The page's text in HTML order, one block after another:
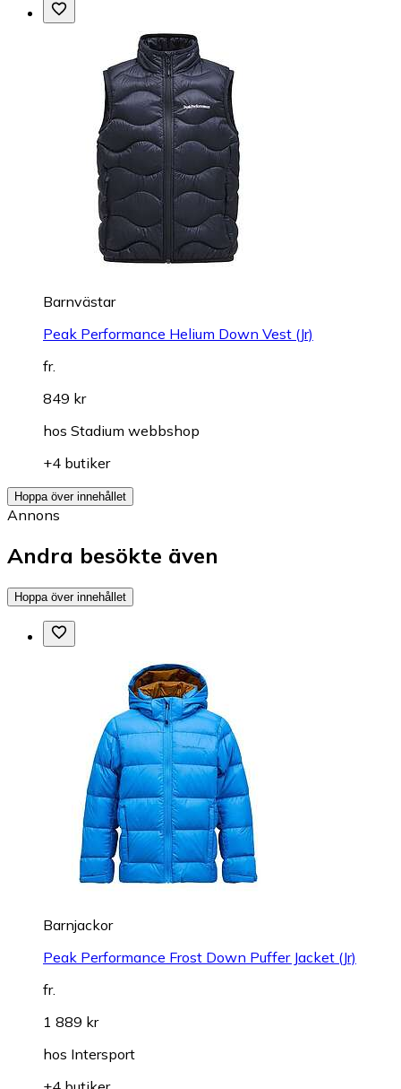
Barnvästar
Peak Performance Helium Down Vest (Jr)
fr.
849 kr
hos Stadium webbshop
+4 butiker
Hoppa över innehållet
Annons
Andra besökte även
Hoppa över innehållet
Barnjackor
Peak Performance Frost Down Puffer Jacket (Jr)
fr.
1 889 kr
hos Intersport